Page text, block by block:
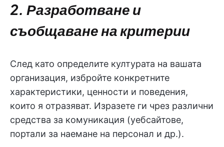
2. Разработване и
съобщаване на критерии
След като определите културата на вашата
организация, избройте конкретните
характеристики, ценности и поведения,
които я отразяват. Изразете ги чрез различни
средства за комуникация (уебсайтове,
портали за наемане на персонал и др.).